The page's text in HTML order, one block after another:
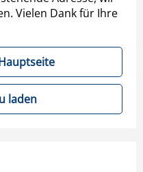
Vielen Dank für Ihre
laden